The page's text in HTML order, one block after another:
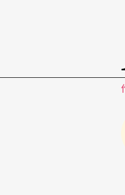
者選擇以心理分析角
這樣的問題，是所有
還有文本本身的，在